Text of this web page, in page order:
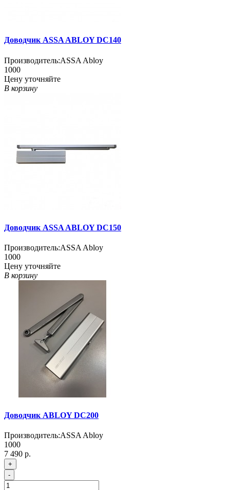
Доводчик ASSA ABLOY DC140
Производитель:ASSA Abloy
1000
Цену уточняйте
В корзину
Доводчик ASSA ABLOY DC150
Производитель:ASSA Abloy
1000
Цену уточняйте
В корзину
Доводчик ABLOY DC200
Производитель:ASSA Abloy
1000
7 490 р.
+
-